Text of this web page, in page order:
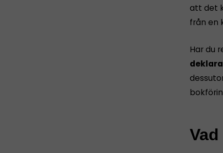
att det
från en
Har du